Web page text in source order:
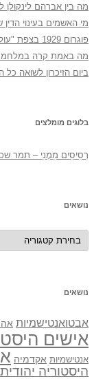
מה בין אברהם לינקולן
מי האשמים בעינוי
פוגרום 1929 בצפת "עולמנו חרב עלינו"
מה באמת קרה
ביום הזיכרון לשואה כל
בלוגים מומלצים
רְסִיסִים מִמֶנִי – תמר
נושאים
נושאים
נושאים
אבטואנטישמיות
אישים
אנטישמיות אקדמיה
היסטוריה יהודית